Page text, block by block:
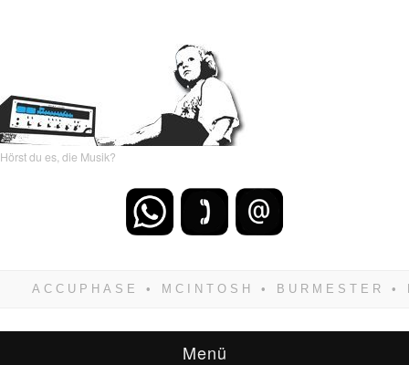
Hörst du es, die Musik?
zwangsläufig siegen! Und noch was: Hifi
Menü